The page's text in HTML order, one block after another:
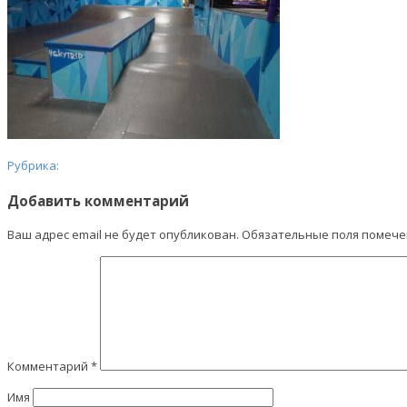
Рубрика:
Добавить комментарий
Ваш адрес email не будет опубликован. Обязательные поля
Комментарий *
Имя